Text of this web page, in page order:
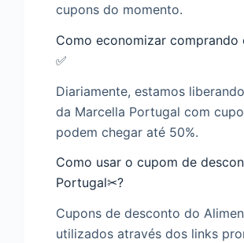
cupons do momento.
Como economizar
✅
Diariamente, estamos
da Marcella Portugal com
podem chegar até 50%.
Como usar o cupom de
Portugal✂?
Cupons de desconto do
utilizados através dos links